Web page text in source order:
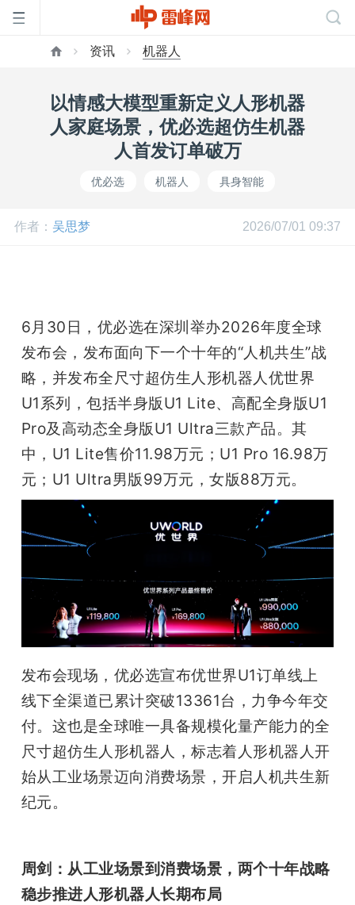
页
开
课
活
动
中
GAIR
题
爱
机
资讯 机器人
以情感大模型重新定义人形机器
人家庭场景，优必选超仿生机器
人首发订单破万
优必选 机器人 具身智能
作者： 吴思梦 2026/07/01 09:37
6月30日，优必选在深圳举办2026年度全球
发布会，发布面向下一个十年的“人机共生”战
略，并发布全尺寸超仿生人形机器人优世界
U1系列，包括半身版U1 Lite、高配全身版U1
Pro及高动态全身版U1 Ultra三款产品。其
中，U1 Lite售价11.98万元；U1 Pro 16.98万
元；U1 Ultra男版99万元，女版88万元。
发布会现场，优必选宣布优世界U1订单线上
线下全渠道已累计突破13361台，力争今年交
付。这也是全球唯一具备规模化量产能力的全
尺寸超仿生人形机器人，标志着人形机器人开
始从工业场景迈向消费场景，开启人机共生新
纪元。
周剑：从工业场景到消费场景，两个十年战略
稳步推进人形机器人长期布局